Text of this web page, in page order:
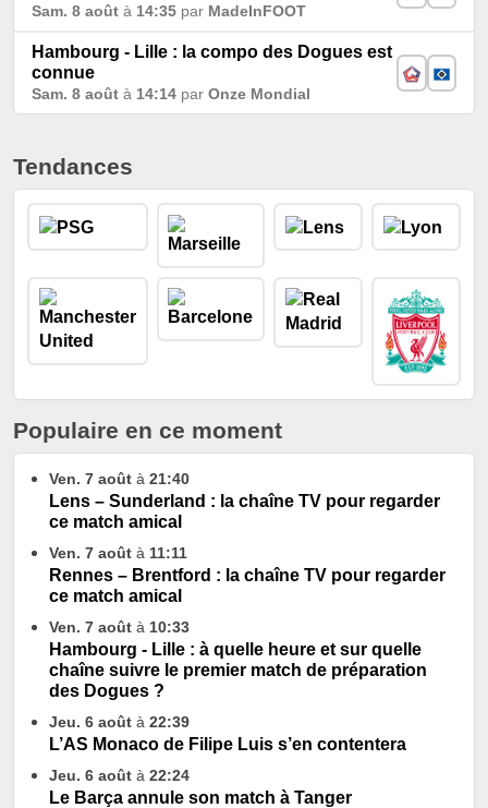
Sam. 8 août à 14:35 par MadeInFOOT
Hambourg - Lille : la compo des Dogues est
connue
Sam. 8 août à 14:14 par Onze Mondial
Tendances
Populaire en ce moment
Ven. 7 août à 21:40
Lens – Sunderland : la chaîne TV pour regarder
ce match amical
Ven. 7 août à 11:11
Rennes – Brentford : la chaîne TV pour regarder
ce match amical
Ven. 7 août à 10:33
Hambourg - Lille : à quelle heure et sur quelle
chaîne suivre le premier match de préparation
des Dogues ?
Jeu. 6 août à 22:39
L’AS Monaco de Filipe Luis s’en contentera
Jeu. 6 août à 22:24
Le Barça annule son match à Tanger